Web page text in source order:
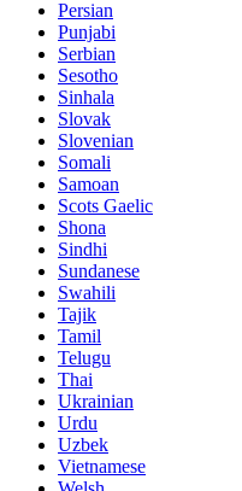
Persian
Punjabi
Serbian
Sesotho
Sinhala
Slovak
Slovenian
Somali
Samoan
Scots Gaelic
Shona
Sindhi
Sundanese
Swahili
Tajik
Tamil
Telugu
Thai
Ukrainian
Urdu
Uzbek
Vietnamese